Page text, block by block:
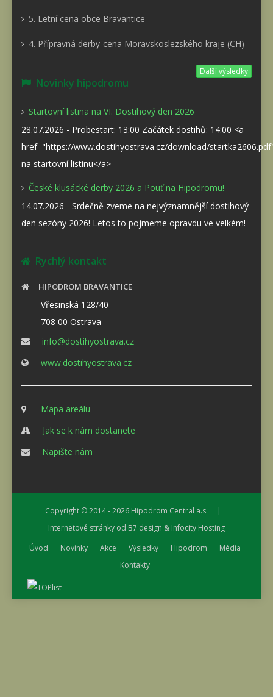
5. Letní cena obce Bravantice
4. Přípravná derby-cena Moravskoslezského kraje (CH)
Další výsledky
Novinky hipodromu
Startovní listina na VI. Dostihový den 2026
28.07.2026 - Probestart: 13:00 Začátek dostihů: 14:00 <a
href="https://www.dostihyostrava.cz/download/
na startovní listinu</a>
České klusácké derby 2026 a Pouť na Hipodromu!
14.07.2026 - Srdečně zveme na nejvýznamnější dostihový
den sezóny 2026! Letos to pojmeme opravdu ve velkém!
Rychlý kontakt
HIPODROM BRAVANTICE
Vřesinská 128/40
708 00 Ostrava
info@dostihyostrava.cz
www.dostihyostrava.cz
Mapa areálu
Jak se k nám dostanete
Napište nám
Copyright © 2014 - 2026 Hipodrom Central a.s. |
Internetové stránky od B7 design & Infocity Hosting
Úvod
Novinky Akce Výsledky Hipodrom
Média
Kontakty